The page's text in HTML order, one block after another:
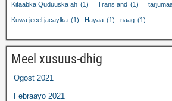
Kitaabka Quduuska ah (1) Trans and (1)
Kuwa jecel jacaylka (1) Hayaa (1) naag (1)
Meel xusuus-dhig
Ogost 2021
Febraayo 2021